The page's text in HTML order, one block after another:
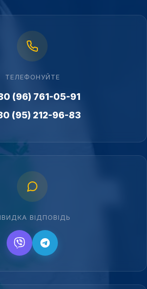
ТЕЛЕФОНУЙТЕ
(96) 761-05-91
(95) 212-96-83
ВІДПОВІДЬ